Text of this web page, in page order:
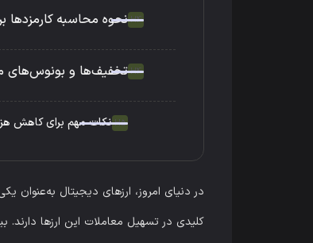
نحوه محاسبه کارمزدها
تخفیف‌ها و بونوس‌های
نکات مهم برای کاهش
در دنیای امروز، ارزهای دیجیتال به‌عنوان